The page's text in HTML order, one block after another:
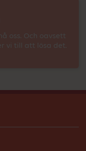
oss. Och oavsett
vi till att lösa det.